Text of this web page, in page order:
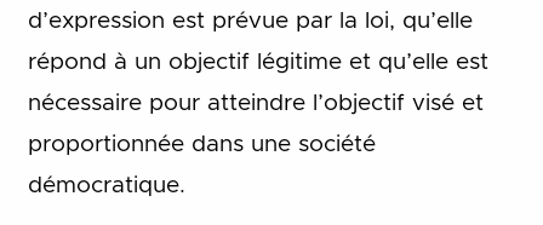
d’expression est prévue par la loi, qu’elle
répond à un objectif légitime et qu’elle est
nécessaire pour atteindre l’objectif visé et
proportionnée dans une société
démocratique.